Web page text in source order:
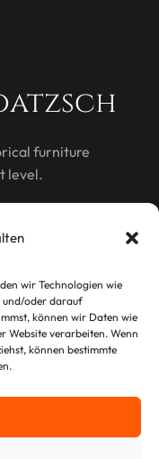
wir Technologien wie
und/oder darauf
können wir Daten wie
Website verarbeiten. Wenn
können bestimmte
furniture
level.